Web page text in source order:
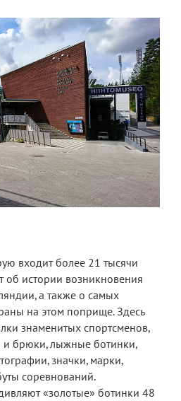
входит более 21 тысячи
об истории возникновения
а также о самых
на этом поприще. Здесь
знаменитых спортсменов,
и брюки, лыжные ботинки,
значки, марки,
соревнований.
«золотые» ботинки 48